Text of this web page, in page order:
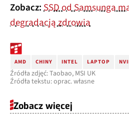
Zobacz:SSD od Samsunga
degradacją zdrowia
AMD CHINY INTEL LAPTOP
Źródła zdjęć: Taobao, MSI UK
Źródła tekstu: oprac. własne
Zobacz więcej